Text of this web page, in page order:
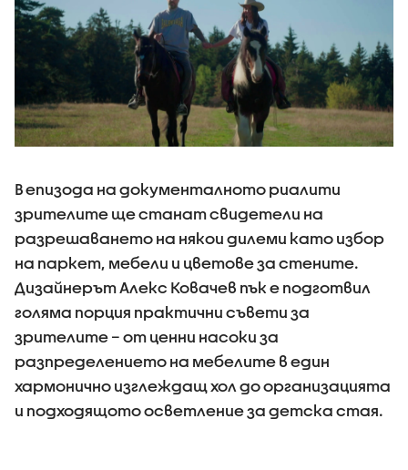
В епизода на документалното риалити
зрителите ще станат свидетели на
разрешаването на някои дилеми като избор
на паркет, мебели и цветове за стените.
Дизайнерът Алекс Ковачев пък е подготвил
голяма порция практични съвети за
зрителите – от ценни насоки за
разпределението на мебелите в един
хармонично изглеждащ хол до организацията
и подходящото осветление за детска стая.